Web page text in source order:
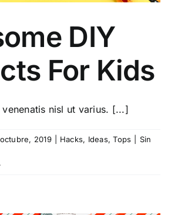
DIY
For Kids
nisl ut varius. [...]
2019 Hacks, Ideas,Tops
Sin